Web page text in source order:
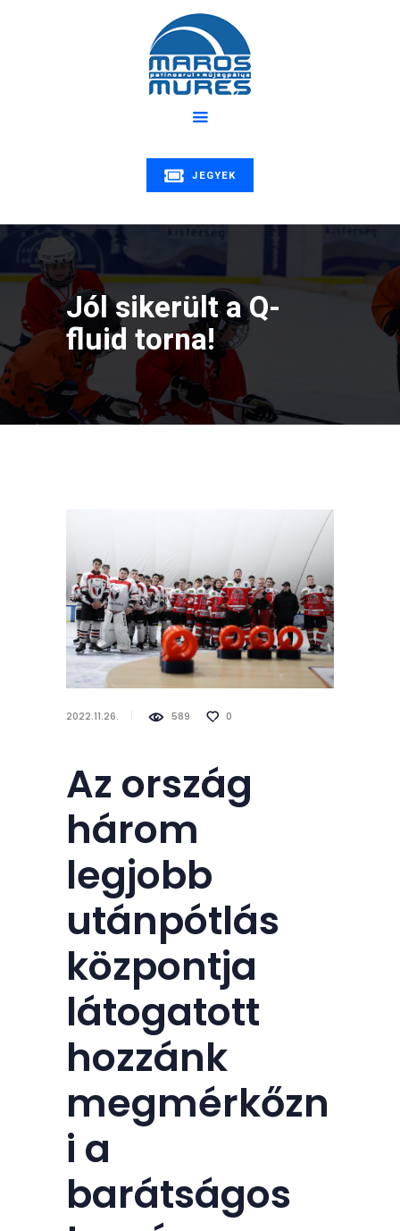
JEGYEK
Jól sikerült a Q-
fluid torna!
MAROS MŰJÉGPÁLYA
Patinoarul Mureș | Maros műjégpálya
2022.11.26. 589 0
Az ország
három
legjobb
utánpótlás
központja
látogatott
hozzánk
megmérkőzn
i a
barátságos